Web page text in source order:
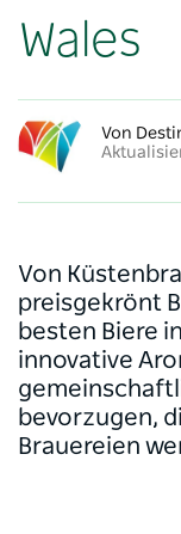
Wales
Von
Von
preisgekrönt
besten Biere
innovative
bevorzugen,
Brauereien